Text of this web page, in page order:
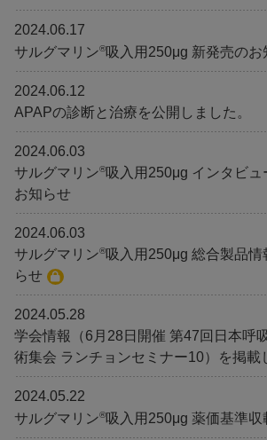
2024.06.17
サルグマリン®吸入用250μg 新発売のお
2024.06.12
APAPの診断と治療を公開しました。
2024.06.03
サルグマリン®吸入用250μg インタビ
お知らせ
2024.06.03
サルグマリン®吸入用250μg 総合製品
らせ
2024.05.28
学会情報（6月28日開催 第47回日本呼
術集会 ランチョンセミナー10）を掲載
2024.05.22
サルグマリン®吸入用250μg 薬価基準収